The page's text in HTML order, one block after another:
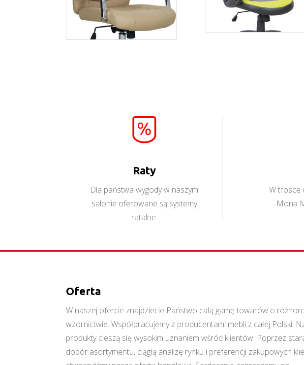
Raty
Dla państwa wygody w naszym
salonie oferowane są systemy
ratalne.
W trosce
Mona
Oferta
W naszej ofercie znajdziecie Państwo całą gamę towarów o
wzornictwie. Współpracujemy z producentami mebli z całej Polski.
produkty cieszą się wysokim uznaniem wśród klientów. Poprzez
dobór asortymentu, ciągłą analizę rynku i preferencji zakupowych